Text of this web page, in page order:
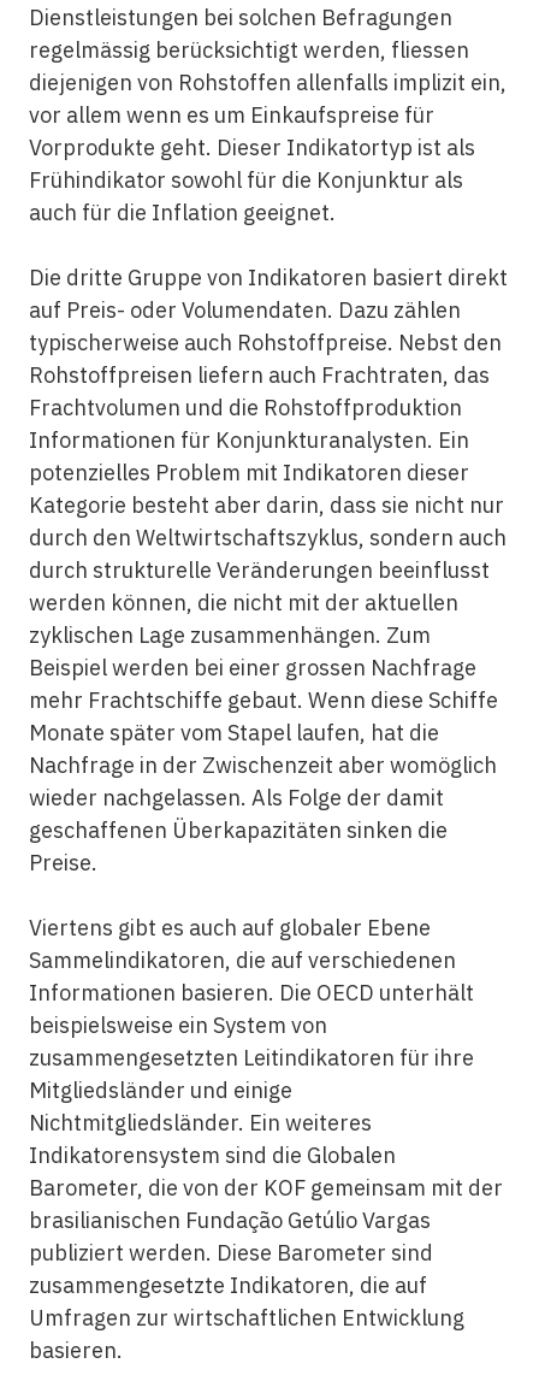
Dienstleistungen bei solchen Befragungen
regelmässig berücksichtigt werden, fliessen
diejenigen von Rohstoffen allenfalls implizit ein,
vor allem wenn es um Einkaufspreise für
Vorprodukte geht. Dieser Indikatortyp ist als
Frühindikator sowohl für die Konjunktur als
auch für die Inflation geeignet.
Die dritte Gruppe von Indikatoren basiert direkt
auf Preis- oder Volumendaten. Dazu zählen
typischerweise auch Rohstoffpreise. Nebst den
Rohstoffpreisen liefern auch Frachtraten, das
Frachtvolumen und die Rohstoffproduktion
Informationen für Konjunkturanalysten. Ein
potenzielles Problem mit Indikatoren dieser
Kategorie besteht aber darin, dass sie nicht nur
durch den Weltwirtschaftszyklus, sondern auch
durch strukturelle Veränderungen beeinflusst
werden können, die nicht mit der aktuellen
zyklischen Lage zusammenhängen. Zum
Beispiel werden bei einer grossen Nachfrage
mehr Frachtschiffe gebaut. Wenn diese Schiffe
Monate später vom Stapel laufen, hat die
Nachfrage in der Zwischenzeit aber womöglich
wieder nachgelassen. Als Folge der damit
geschaffenen Überkapazitäten sinken die
Preise.
Viertens gibt es auch auf globaler Ebene
Sammelindikatoren, die auf verschiedenen
Informationen basieren. Die OECD unterhält
beispielsweise ein System von
zusammengesetzten Leitindikatoren für ihre
Mitgliedsländer und einige
Nichtmitgliedsländer. Ein weiteres
Indikatorensystem sind die Globalen
Barometer, die von der KOF gemeinsam mit der
brasilianischen Fundação Getúlio Vargas
publiziert werden. Diese Barometer sind
zusammengesetzte Indikatoren, die auf
Umfragen zur wirtschaftlichen Entwicklung
basieren.